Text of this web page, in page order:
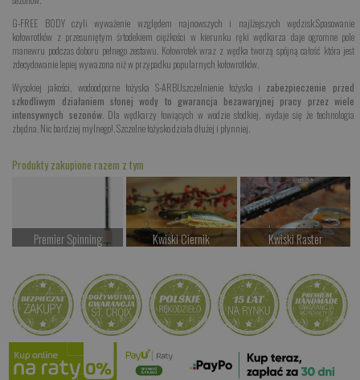
G-FREE BODY czyli wyważenie względem najnowszych i najlżejszych wędzisk.Spasowanie
kołowrotków z przesuniętym śrtodekiem ciężkości w kierunku ręki wędkarza daje ogromne pole
manewru podczas doboru pełnego zestawu. Kołowrotek wraz z wędka tworzą spójną całość która jest
zdecydowanie lepiej wywazona niż w przypadku popularnych kołowrotków.
Wysokiej jakości, wodoodporne łożyska S-ARBUszczelnienie łożyska i zabezpieczenie przed
szkodliwym działaniem słonej wody to gwarancja bezawaryjnej pracy przez wiele
intensywnych sezonów. Dla wędkarzy łowiących w wodzie słodkiej, wydaje się że technologia
zbędna. Nic bardziej mylnego!. Szczelne łożysko działa dłużej i płynniej.
Produkty zakupione razem z tym
Premier Spinning
Kup teraz >
Kwiski Ciernik
Kup teraz >
Kwiski Raster
Kup teraz >
Kwiski Foxinus
od 47.00 PLN
Kup teraz >